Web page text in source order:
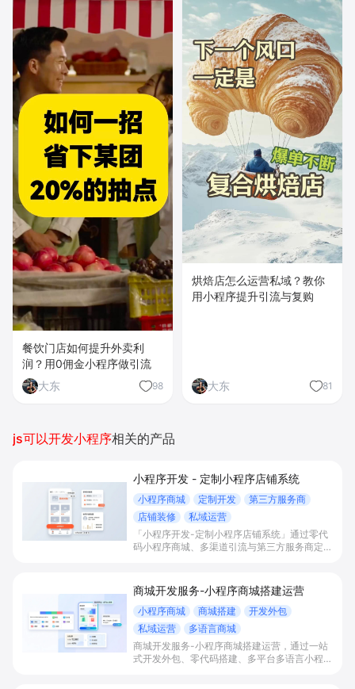
餐饮门店如何提升外卖利
润？用0佣金小程序做引流
大东
98
烘焙店怎么运营私域？教你
用小程序提升引流与复购
大东 81
js可以开发小程序相关的产品
小程序开发 - 定制小程序店铺系统
小程序商城 定制开发
第三方服务商
店铺装修
私域运营
「小程序开发-定制小程序店铺系统」通过零代
码小程序商城、多渠道引流与第三方服务商定制
私域运营场景，提升获客与复购，实现线上生意
增长。
商城开发服务-小程序商城搭建运营
小程序商城 商城搭建
开发外包
私域运营
多语言商城
商城开发服务-小程序商城搭建运营，通过一站
式开发外包、零代码搭建、多平台多语言小程序